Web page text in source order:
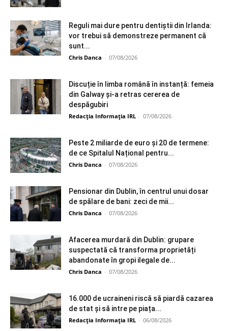
Reguli mai dure pentru dentiștii din Irlanda:
vor trebui să demonstreze permanent că
sunt...
Chris Danca - 07/08/2026
Discuție în limba română în instanță: femeia
din Galway și-a retras cererea de
despăgubiri
Redacția Informația IRL - 07/08/2026
Peste 2 miliarde de euro și 20 de termene:
de ce Spitalul Național pentru...
Chris Danca - 07/08/2026
Pensionar din Dublin, în centrul unui dosar
de spălare de bani: zeci de mii...
Chris Danca - 07/08/2026
Afacerea murdară din Dublin: grupare
suspectată că transforma proprietăți
abandonate în gropi ilegale de...
Chris Danca - 07/08/2026
16.000 de ucraineni riscă să piardă cazarea
de stat și să intre pe piața...
Redacția Informația IRL - 06/08/2026